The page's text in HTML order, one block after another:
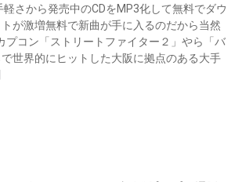
さから発売中のCDをMP3化して無料でダウ
が激増無料で新曲が手に入るのだから当然
プコン「ストリートファイター２」やら「バ
世界的にヒットした大阪に拠点のある大手